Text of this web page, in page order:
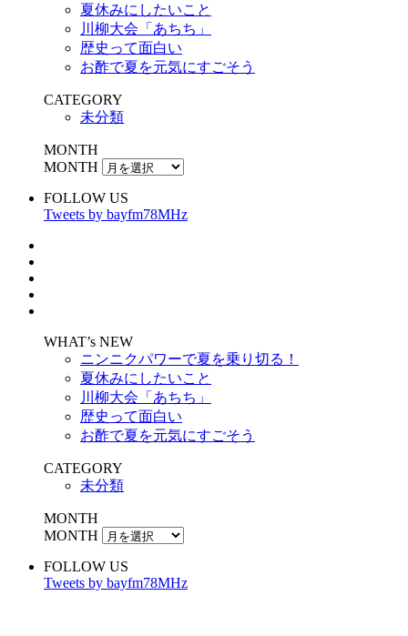
夏休みにしたいこと
川柳大会「あちち」
歴史って面白い
お酢で夏を元気にすごそう
CATEGORY
未分類
MONTH
MONTH
FOLLOW US
Tweets by bayfm78MHz
WHAT’s NEW
ニンニクパワーで夏を乗り切る！
夏休みにしたいこと
川柳大会「あちち」
歴史って面白い
お酢で夏を元気にすごそう
CATEGORY
未分類
MONTH
MONTH
FOLLOW US
Tweets by bayfm78MHz